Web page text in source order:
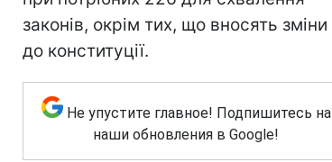
законів, окрім тих, що вносять зміни
до конституції.
Не упустите главное! Подпишитесь на
наши обновления в Google!